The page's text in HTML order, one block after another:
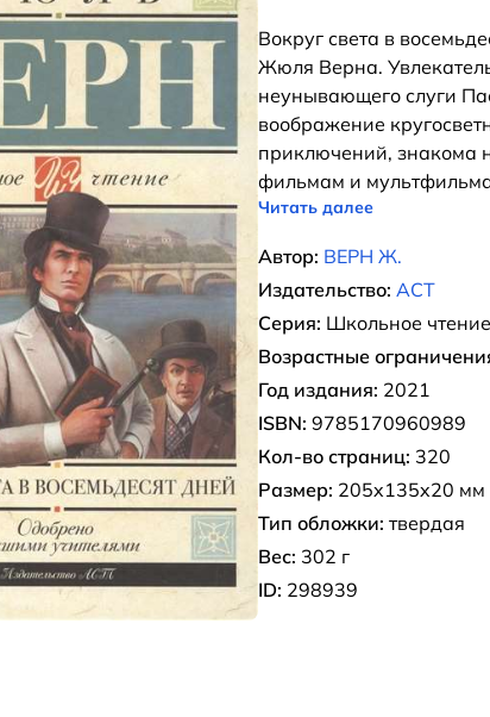
Вокруг света в
Жюля Верна.
неунывающего слуги
воображение
приключений, знакома
фильмам и
Читать далее
Автор: ВЕРН Ж.
Издательство: АСТ
Серия: Школьное чтение
Возрастные
Год издания: 2021
ISBN: 9785170960989
Кол-во страниц: 320
Размер: 205x135x20 мм
Тип обложки: твердая
Вес: 302 г
ID: 298939